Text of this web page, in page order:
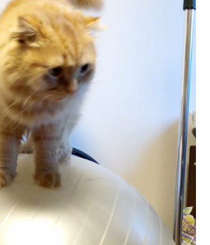
ピーリング
みクレーター治療
ニキビ跡治療
解除去
ヒアルロン酸注入
ボトックス修正
ボトックス注射
ロボトックス
メディア
ダイエット
般診療
健康
商品
ング
毛穴の開き・黒ずみ治療
ーリング
水光注射
注射・点滴
ー
目の下のくま治療
イジング
肝斑治療
脂肪溶解注射
（BNLS）
花粉症
血管開き